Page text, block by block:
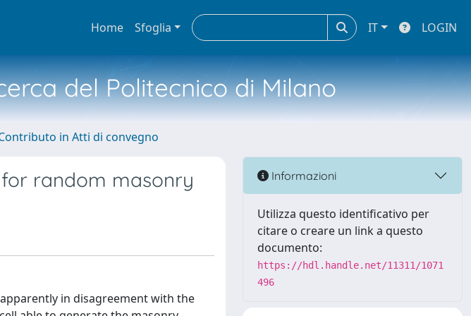
Home Sfoglia IT LOGIN
del Politecnico di Milano
in Atti di convegno
random masonry
in disagreement with the
Informazioni
Utilizza questo identificativo per
citare o creare un link a questo
documento:
https://hdl.handle.net/11311/1071
496